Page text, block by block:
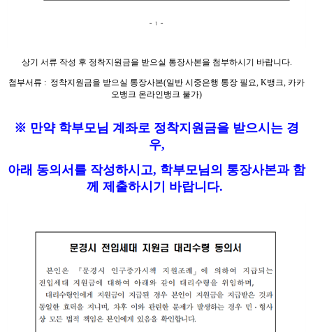
상기 서류 작성 후 정착지원금을 받으실 통장사본을 첨부하시기 바랍니다.
첨부서류 : 정착지원금을 받으실 통장사본(일반 시중은행 통장 필요, K뱅크, 카카
오뱅크 온라인뱅크 불가)
※ 만약 학부모님 계좌로 정착지원금을 받으시는 경
우,
아래 동의서를 작성하시고, 학부모님의 통장사본과 함
께 제출하시기 바랍니다.